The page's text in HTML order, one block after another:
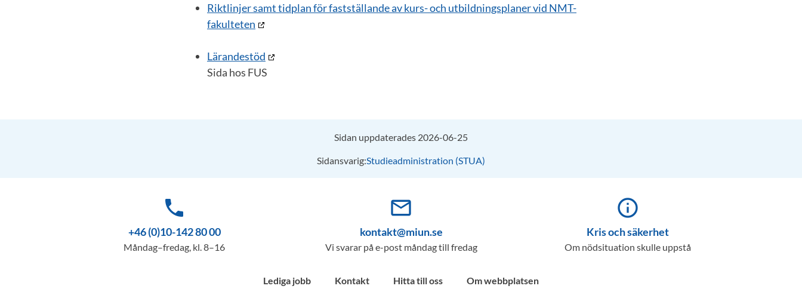
Riktlinjer samt tidplan för fastställande av kurs- och utbildningsplaner vid NMT-
fakulteten
Lärandestöd
Sida hos FUS
Sidan uppdaterades 2026-06-25
Sidansvarig:Studieadministration (STUA)
phone
+46 (0)10-142 80 00
Måndag–fredag, kl. 8–16
mail_outline
kontakt@miun.se
Vi svarar på e-post måndag till fredag
info_outline
Kris och säkerhet
Om nödsituation skulle uppstå
Lediga jobb Kontakt Hitta till oss Om webbplatsen